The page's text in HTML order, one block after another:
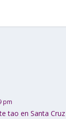
pm
tao en Santa